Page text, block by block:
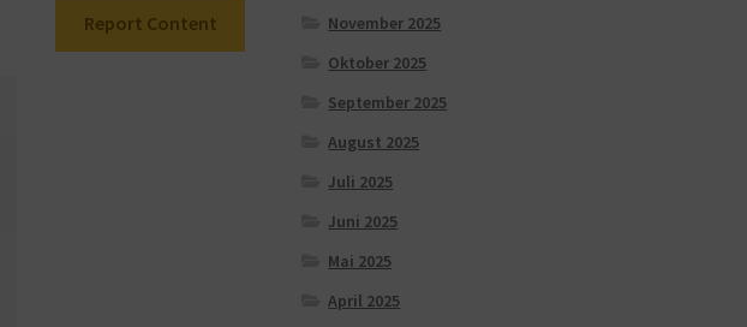
Report Content
November 2025
Oktober 2025
September 2025
August 2025
Juli 2025
Juni 2025
Mai 2025
April 2025